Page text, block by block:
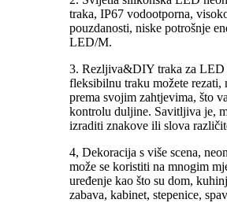
traka, IP67 vodootporna,
pouzdanosti, niske potrošnje
LED/M.
3. Rezljiva&DIY traka za LED
fleksibilnu traku možete rezati,
prema svojim zahtjevima, što
kontrolu duljine. Savitljiva je,
izraditi znakove ili slova
4, Dekoracija s više scena,
može se koristiti na mnogim
uređenje kao što su dom,
zabava, kabinet, stepenice,